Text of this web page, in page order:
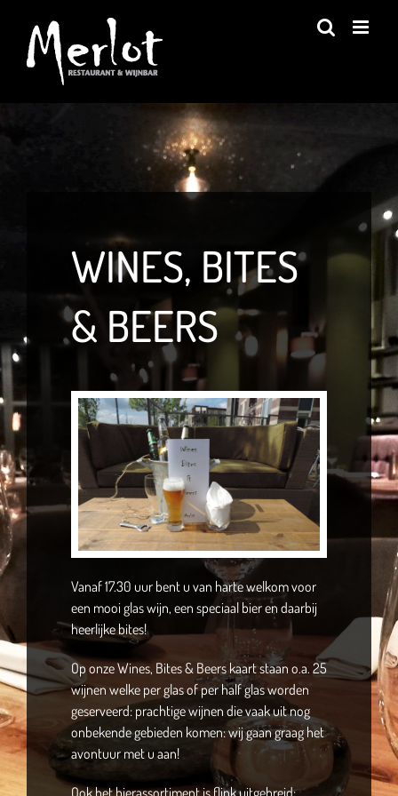
inhoud
WINES, BITES
& BEERS
Vanaf 17.30 uur bent u van harte welkom voor
een mooi glas wijn, een speciaal bier en daarbij
heerlijke bites!
Op onze Wines, Bites & Beers kaart staan o.a. 25
wijnen welke per glas of per half glas worden
geserveerd: prachtige wijnen die vaak uit nog
onbekende gebieden komen: wij gaan graag het
avontuur met u aan!
Ook het bierassortiment is flink uitgebreid: